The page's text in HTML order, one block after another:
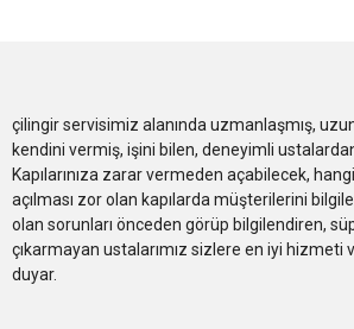
çilingir servisimiz alanında uzmanlaşmış,
kendini vermiş, işini bilen, deneyimli
Kapılarınıza zarar vermeden açabilecek, hangi
açılması zor olan kapılarda müşterilerini
olan sorunları önceden görüp bilgilendiren,
çıkarmayan ustalarımız sizlere en iyi hizmeti
duyar.